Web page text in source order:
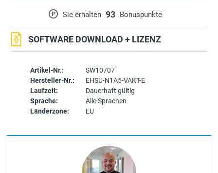
Artikel-Nr.:
SW10707
Hersteller-Nr.:
EHSU-N1A5-VAKT-E
Laufzeit:
Dauerhaft gültig
Sprache:
Alle Sprachen
Länderzone:
EU
P Sie erhalten 93 Bonuspunkte
SOFTWARE DOWNLOAD + LIZENZ